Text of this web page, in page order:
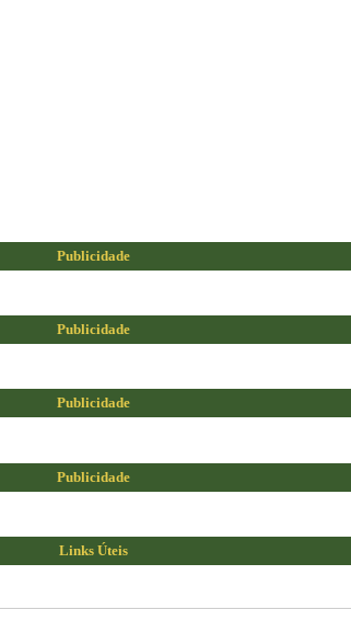
Publicidade
Publicidade
Publicidade
Publicidade
Links Úteis